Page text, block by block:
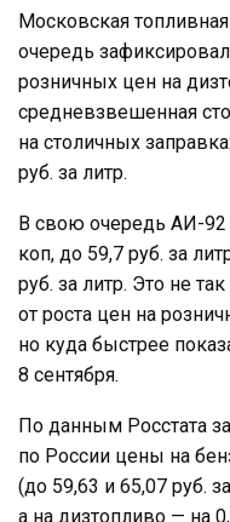
Московская
очередь
розничных цен на
средневзвешенная
на столичных
руб. за литр.
В свою очередь АИ-
коп, до 59,7 руб. за
руб. за литр. Это не
от роста цен на
но куда быстрее
8 сентября.
По данным Росстата
по России цены на
(до 59,63 и 65,07 руб.
а на дизтопливо — на